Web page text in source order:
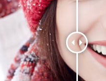
Servizi di ritocco del prodotto